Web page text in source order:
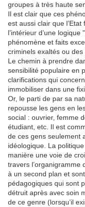
groupes à très haute
Il est clair que ces
est aussi clair que
l’intérieur d’une
phénomène et faits
criminels exaltés ou
Le chemin à prendre
sensibilité populaire en
clarifications qui
immobiliser dans une
Or, le parti de par sa
repousse les gens en
social : ouvrier, femme
étudiant, etc. Il est
de ces gens seulement
idéologique. La
manière une voie de
travers l’organigramme
à un second plan et
pédagogiques qui sont
détruit après avec soin
de ce genre (lorsqu’il